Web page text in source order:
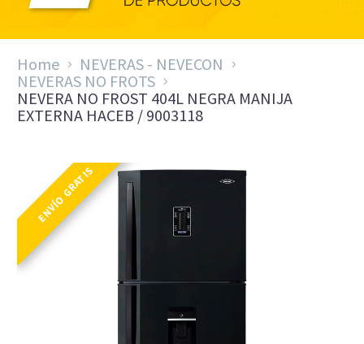
NEV ALC 404 SE PD DA ME NE R2
Home
NEVERAS - NEVECON
NEVERAS NO FROTS
NEVERA NO FROST 404L NEGRA MANIJA
EXTERNA HACEB / 9003118
ENVÍO GRATIS